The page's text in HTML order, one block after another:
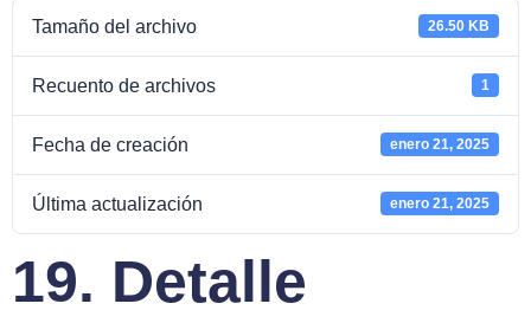
Tamaño del archivo 26.50 KB
Recuento de archivos 1
Fecha de creación enero 21, 2025
Última actualización enero 21, 2025
19. Detalle